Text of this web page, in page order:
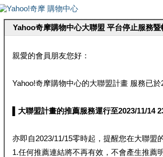
Yahoo奇摩購物中心大聯盟 平台停止服務暨
親愛的會員朋友您好：
Yahoo!奇摩購物中心的大聯盟計畫 服務已於
▌大聯盟計畫的推薦服務運行至2023/11/14
亦即自2023/11/15零時起，提醒您在大聯盟
1.任何推薦連結將不再有效，不會產生推薦